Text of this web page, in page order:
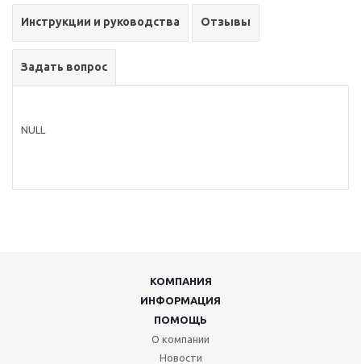
Инструкции и руководства Отзывы
Задать вопрос
NULL
КОМПАНИЯ
ИНФОРМАЦИЯ
ПОМОЩЬ
О компании
Новости